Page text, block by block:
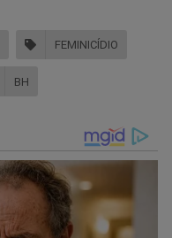
FEMINICÍDIO
BH